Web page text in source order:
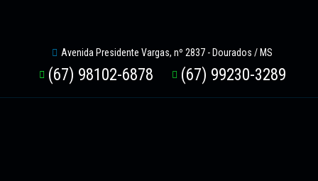
Avenida Presidente Vargas, nº 2837 - Dourados / MS
(67) 98102-6878 (67) 99230-3289